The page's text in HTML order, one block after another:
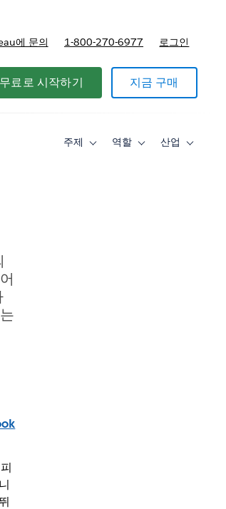
에 문의 1-800-270-6977 로그인
무료로 시작하기 지금 구매
주제
Toggle역할
Toggle산업
Toggle
피